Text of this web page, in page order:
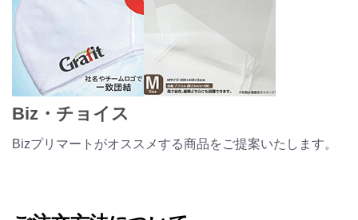
Biz・チョイス
Bizプリマートがオススメする商品をご提案いたします。